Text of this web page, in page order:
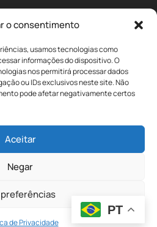
o consentimento
usamos tecnologias como
informações do dispositivo. O
nos permitirá processar dados
ou IDs exclusivos neste site. Não
pode afetar negativamente certos
Aceitar
Negar
preferências
de Privacidade
NO BRASIL!
PT